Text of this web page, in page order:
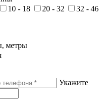
10 - 18 20 - 32
32 - 46
метры
Укажите